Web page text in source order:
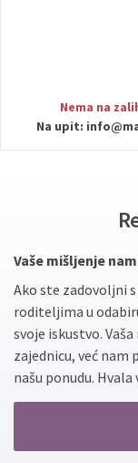
Nema na
Na upit:
Vaše mišljenje
Ako ste zadovoljni
roditeljima u
svoje iskustvo.
zajednicu, već nam
našu ponudu.